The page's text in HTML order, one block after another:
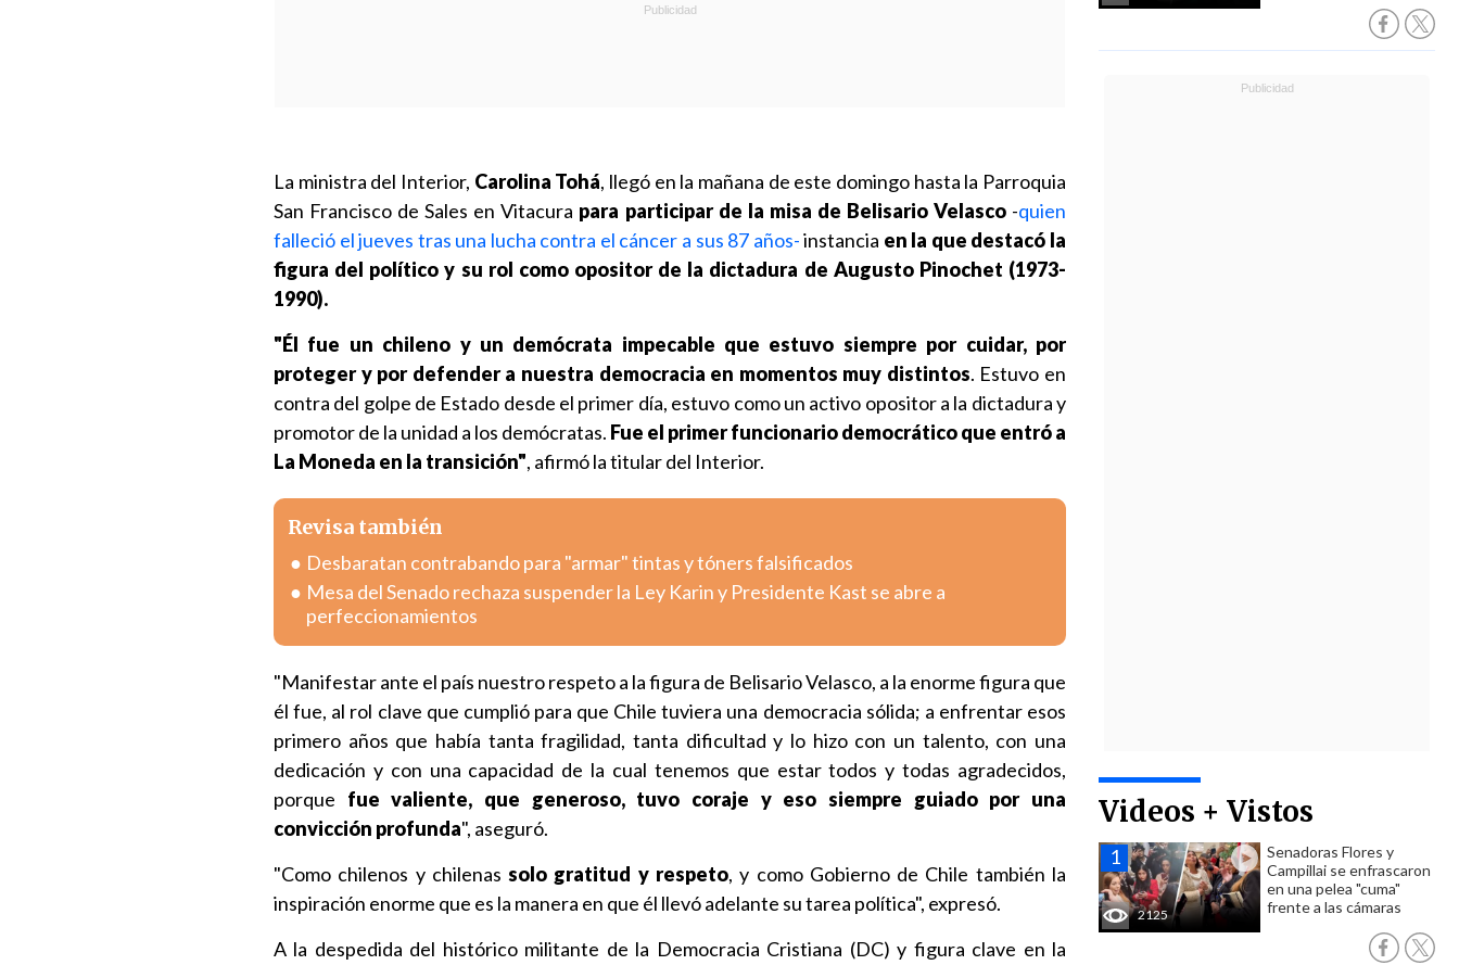
Videos + Vistos
2125
Senadoras Flores y
Campillai se enfrascaron
en una pelea "cuma"
frente a las cámaras
La ministra del Interior, Carolina Tohá, llegó en la mañana de este domingo hasta la Parroquia
San Francisco de Sales en Vitacura para participar de la misa de Belisario Velasco-quien
falleció el jueves tras una lucha contra el cáncer a sus 87 años-instancia en la que destacó la
figura del político y su rol como opositor de la dictadura de Augusto Pinochet (1973-
1990).
"Él fue un chileno y un demócrata impecable que estuvo siempre por cuidar, por
proteger y por defender a nuestra democracia en momentos muy distintos. Estuvo en
contra del golpe de Estado desde el primer día, estuvo como un activo opositor a la dictadura y
promotor de la unidad a los demócratas. Fue el primer funcionario democrático que entró a
La Moneda en la transición", afirmó la titular del Interior.
Revisa también
Desbaratan contrabando para "armar" tintas y tóners falsificados
Mesa del Senado rechaza suspender la Ley Karin y Presidente Kast se abre a
perfeccionamientos
"Manifestar ante el país nuestro respeto a la figura de Belisario Velasco, a la enorme figura que
él fue, al rol clave que cumplió para que Chile tuviera una democracia sólida; a enfrentar esos
primero años que había tanta fragilidad, tanta dificultad y lo hizo con un talento, con una
dedicación y con una capacidad de la cual tenemos que estar todos y todas agradecidos,
porque fue valiente, que generoso, tuvo coraje y eso siempre guiado por una
convicción profunda", aseguró.
"Como chilenos y chilenassolo gratitud y respeto, y como Gobierno de Chile también la
inspiración enorme que es la manera en que él llevó adelante su tarea política", expresó.
A la despedida del histórico militante de la Democracia Cristiana (DC) y figura clave en la